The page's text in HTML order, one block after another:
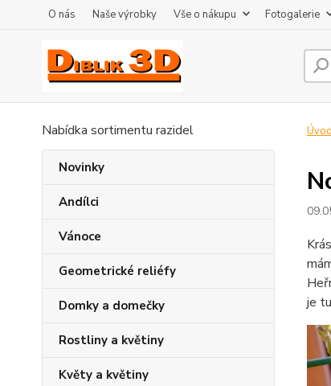
O nás Naše výrobky Vše o nákupu Fotogalerie
Nabídka sortimentu razidel
Novinky
Andílci
Vánoce
Geometrické reliéfy
Domky a domečky
Rostliny a květiny
Květy a květiny
Úvod
je